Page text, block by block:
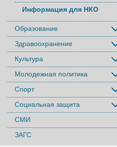
Информация для НКО
Образование
Здравоохранение
Культура
Молодежная политика
Спорт
Социальная защита
СМИ
ЗАГС